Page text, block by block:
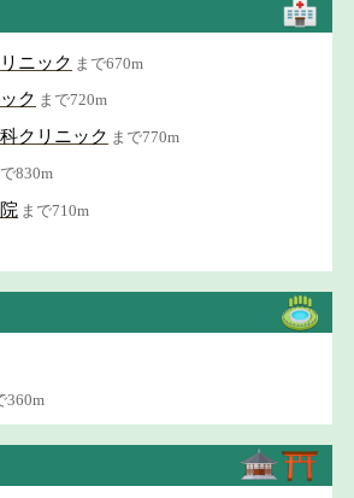
ニック まで670m
ク まで720m
クリニック まで770m
830m
まで710m
360m